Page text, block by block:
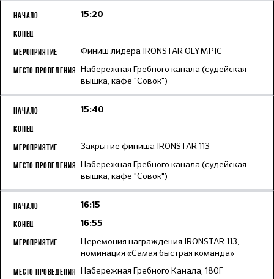
15:20
Финиш лидера IRONSTAR OLYMPIC
Набережная Гребного канала (судейская
вышка, кафе "Совок")
15:40
Закрытие финиша IRONSTAR 113
Набережная Гребного канала (судейская
вышка, кафе "Совок")
16:15
16:55
Церемония награждения IRONSTAR 113,
номинация «Самая быстрая команда»
Набережная Гребного Канала, 180Г